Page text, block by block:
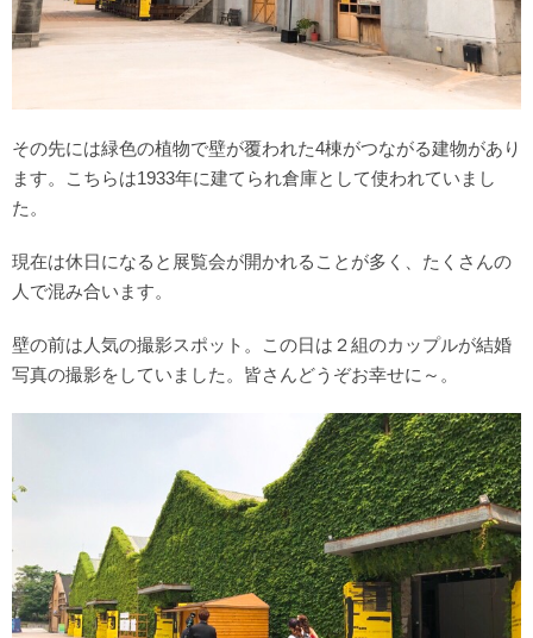
その先には緑色の植物で壁が覆われた4棟がつながる建物があり
ます。こちらは1933年に建てられ倉庫として使われていまし
た。
現在は休日になると展覧会が開かれることが多く、たくさんの
人で混み合います。
壁の前は人気の撮影スポット。この日は２組のカップルが結婚
写真の撮影をしていました。皆さんどうぞお幸せに～。